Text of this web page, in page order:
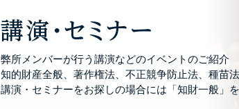
弊所メンバーが行う講演などのイベントのご紹介
知的財産全般、著作権法、不正競争防止法、種苗
講演・セミナーをお探しの場合には「知財一般」